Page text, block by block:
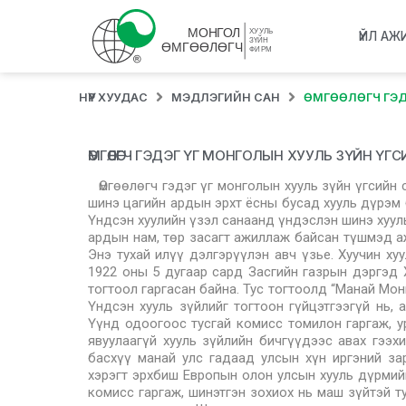
ҮЙЛ
НҮҮР ХУУДАС МЭДЛЭГИЙН САН ӨМГӨӨЛӨГЧ
ӨМГӨӨЛӨГЧ ГЭДЭГ ҮГ МОНГОЛЫН ХУУЛЬ ЗҮЙН
Өмгөөлөгч гэдэг үг монголын хууль зүйн үгсийн санд [1] БНМАУ-ын анхдугаар их хурал Үндсэн хууль баталснаар шинэ цагийн ардын эрхт ёсны бусад хууль дүрэм боловсруулах эх суурь тавигджээ. 1924 онд баталсан анхдугаар Үндсэн хуулийн үзэл санаанд үндэслэн шинэ хууль тогтоомжийн төсөл боловсруулах эрчимтэй ажил өрнөж түүнд ардын нам, төр засагт ажиллаж байсан түшмэд ажилтнууд, Зөвлөлтийн мэргэжилтэн, зөвлөхүүд оролцож иржээ. Энэ тухай илүү дэлгэрүүлэн авч үзье. Хуучин хууль цаазыг өөрчлөн, шинэ хэм хэмжээ боловсруулах зорилгоор 1922 оны 5 дугаар сард Засгийн газрын дэргэд Хууль цааз эмхлэх хэлтэс байгуулж, Хууль цаазыг зохиох тухай тогтоол гаргасан байна. Тус тогтоолд “Манай Монгол Улс ардын эрхт хэмжээт цаазат засгийг явуулж байх боловч Үндсэн хууль зүйлийг тогтоон гүйцэтгээгүй нь, аливаа хэргийг шийтгэж явуулахад их дутагдах газар буй амуй. Үүнд одоогоос тусгай комисс томилон гаргаж, урьд автономит засгийн үед зохион төлөвлөж, хараахан зарлан явуулаагүй хууль зүйлийн бичгүүдээс авах гээхийг ялган салгаж, одоогийн засгийн үндсэн журамд нийлүүлэн, басхүү манай улс гадаад улсын хүн иргэний зарга зальхайн хэргийг шийтгэн тасалж бүхий учир аливаа шүүх хэрэгт эрхбиш Европын олон улсын хууль дүрмийг харгалзан дахин шинэчлэн зохиолгох зэргийг хэлэлцээд, тэгж комисс гаргаж, шинэтгэн зохиох нь маш зүйтэй тул энэ хэрэгт Шүүх яамны тэргүүн сайд Магсаржавыг тусгайлан томилон гаргаж Шүүх яамнаас эрхэлж, гурван сарын дотор хянан зохиолгож гүйцэтгүүлэхээр тогтов” хэмээсэн байдаг. Энэ тогтоолд дурдсанаар Үндсэн хуулийг хянан зохиохдоо: 1. Богд хаант Монгол Улсын үед зохиосон хууль цаазыг үндэс болгох; 2. Ардын эрхт засгийн үндсэн бодлогод нийцүүлэх; 3. Европын хууль дүрмийг харгалзан үзэхийг чухалчилжээ. Үндсэн хууль зохиох комиссыг 5 дугаар сарын 19-нд Шүүх яамны сайд Н.Магсаржав хурц, Ж.Цэвээн, Бат-Очир нарын бүрэлдэхүүнтэй байгуулж “Англи мэт улсын хуулиас товчлон авч эдүгээгийн явуулан буй засгийн байдалд нийцүүлэн зохиох” удирдамж өгсөн байдаг. Үндсэн хууль зохиох комиссынхон Европын олон орны үндсэн хуулийг орчуулан үлгэр загвар болгохыг хичээж байсан тухай судлаачид судлан гаргажээ. Гэвч ардын хувьсгалын ялалтын өмнө үүссэн хувьсгалын удирдагчдын үзэл баримтлалын зөрөлдөөн засгийн эрх авсны дараа ч үргэлжилж байснаас үүдэн Үндсэн хуулийн төсөл боловсруулах ажил удааширсан байна. 1924 оны 5 дугаар сарын 20-нд Богд хаан таалал төгссөний дараа Үндсэн хууль боловсруулах комиссыг дахин шинээр Ерөнхий сайд Б. Цэрэн дорж, Ж.Цэвээн, Э.Ринчино, Гомбобадамжав нарын бүрэлдэхүүнтэй байгуулж, ЗСБНХУ-ын хууль, цаазын мэргэжилтэн П.В.Всесвятскийг зөвлөхөөр ажиллуулсан байна. (П.В.Всесвятский, Хатанбаатар Магсаржав, Элбэгдорж Ринчино, Хичээнгүй сайд Б.Цэрэндорж, А.Амар, …) Монголчуудын тусгаар тогтнолын төлөө тэмцлийг удирдан жолоодсон Монгол ардын нам дэлхийн коммунист хөдөлгөөний төв болох Коминтерн, ЗСБНХУ-ын БХК/Б/Н-ын тусламж дэмжлэгээр улс орныхоо тусгаар тогтнолыг олж, засаг төрөө байгуулж, тохинуулах бүхий л үйл хэрэгт тэдэнтэй хамтран ажиллаж байв. Шүүх, хуулийн талаар бодлого боловсруулах, хууль тогтоомжийг шинэчлэхэд Оросын мэргэжилтнүүдтэй хамтран ажиллаж байсан нь тухайн үеийн Зөвлөлтийн эрх зүйн баримт бичгүүдийг загвар болгох, үлгэр жишээ авах, хуулбарлах бодит нөхцөлийг бүрдүүлж байлаа. Үндсэн хууль боловсруулахад Элбэгдорж Ринчино, П.В.Всесвятский, Гомбобадамжав нар багагүй үүрэг гүйцэтгэсэн тухай судлаачид [2] өгүүлсэн байдаг. Тэд зөвхөн үндсэн хууль төдийгүй Монголын эрх зүйн хөгжлийн эхэн үеийн бүхий л эрх зүйн хэм хэмжээг боловсруулахад бие сэтгэлээ зориулж байжээ. Үндсэн хууль боловсруулах комиссын зөвлөх П.В.Всесвятский (1884-1938) [3] 1924-1927 оны 1 дүгээр сар хүртэл Засгийн газрын зөвлөх түшмэл, дараа нь Цааз хууль эрхлэн зохиох хэлтэс Шүүх яаманд харьяалагдах болсноор Шүүх яамны Цааз хуулийг эрхлэн зохиох түшмэл [4] , 1930 он хүртэл Шүүх яамны зөвлөх түшмэлээр ажиллаж [5] байжээ. Монгол Улсын Үндсэн хууль, мөн холбогдох хууль тогтоомжийг боловсруулахад энэ хүний гүйцэтгэсэн үүрэг асар их. Үндсэн хууль боловсруулах комисст орсон өөр нэгэн төлөөлөгч болох Элбэгдорж Ринчино (1888-1938) [6] 1920-иод оноос эхлэн ардын хувьсгалын үйл хэрэгт идэвхтэй оролцож, МАН, ардын төрийн чухал албан